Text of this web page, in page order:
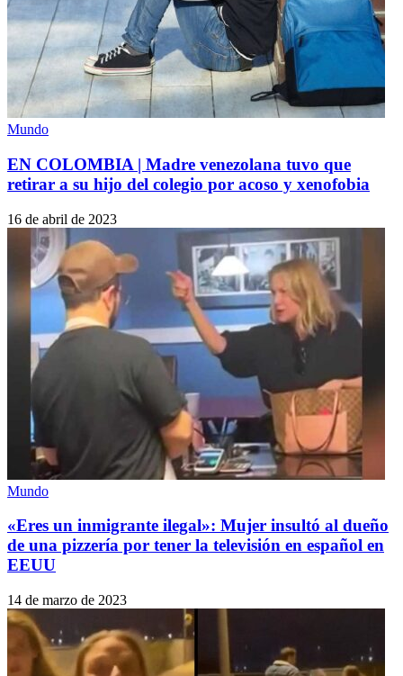
Mundo
EN COLOMBIA | Madre venezolana tuvo que
retirar a su hijo del colegio por acoso y xenofobia
16 de abril de 2023
Mundo
«Eres un inmigrante ilegal»: Mujer insultó al dueño
de una pizzería por tener la televisión en español en
EEUU
14 de marzo de 2023